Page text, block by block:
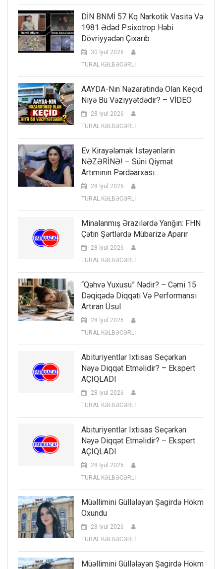
DİN BNMİ 57 Kq Narkotik Vasitə Və
1981 Ədəd Psixotrop Həbi
Dövriyyədən Çıxarıb
30 İyul 2026
TURAL KƏLBƏCƏRLİ
AAYDA-Nın Nəzarətində Olan Keçid
Niyə Bu Vəziyyətdədir? – VİDEO
28 İyul 2026
TURAL KƏLBƏCƏRLİ
Ev Kirayələmək Istəyənlərin
NƏZƏRİNƏ! – Süni Qiymət
Artımının Pərdəarxası…
28 İyul 2026
TURAL KƏLBƏCƏRLİ
Minalanmış Ərazilərdə Yanğın: FHN
Çətin Şərtlərdə Mübarizə Aparır
28 İyul 2026
TURAL KƏLBƏCƏRLİ
“Qəhvə Yuxusu” Nədir? – Cəmi 15
Dəqiqədə Diqqəti Və Performansı
Artıran Üsul
28 İyul 2026
TURAL KƏLBƏCƏRLİ
Abituriyentlər Ixtisas Seçərkən
Nəyə Diqqət Etməlidir? – Ekspert
AÇIQLADI
28 İyul 2026
TURAL KƏLBƏCƏRLİ
Abituriyentlər Ixtisas Seçərkən
Nəyə Diqqət Etməlidir? – Ekspert
AÇIQLADI
28 İyul 2026
TURAL KƏLBƏCƏRLİ
Müəllimini Güllələyən Şagirdə Hökm
Oxundu
28 İyul 2026
TURAL KƏLBƏCƏRLİ
Müəllimini Güllələyən Şagirdə Hökm